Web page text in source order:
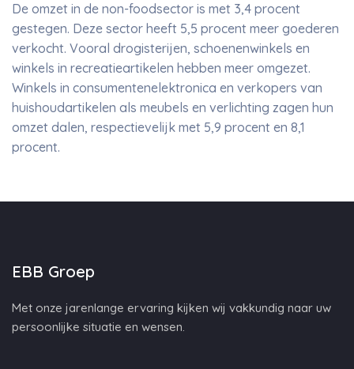
De omzet in de non-foodsector is met 3,4 procent
gestegen. Deze sector heeft 5,5 procent meer goederen
verkocht. Vooral drogisterijen, schoenenwinkels en
winkels in recreatieartikelen hebben meer omgezet.
Winkels in consumentenelektronica en verkopers van
huishoudartikelen als meubels en verlichting zagen hun
omzet dalen, respectievelijk met 5,9 procent en 8,1
procent.
EBB Groep
Met onze jarenlange ervaring kijken wij vakkundig naar uw
persoonlijke situatie en wensen.